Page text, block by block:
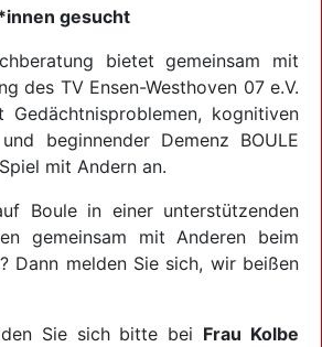
gesucht
bietet gemeinsam mit
des TV Ensen-Westhoven 07 e.V.
Gedächtnisproblemen, kognitiven
beginnender Demenz BOULE
mit Andern an.
Boule in einer unterstützenden
gemeinsam mit Anderen beim
Dann melden Sie sich, wir beißen
Sie sich bitte bei Frau Kolbe